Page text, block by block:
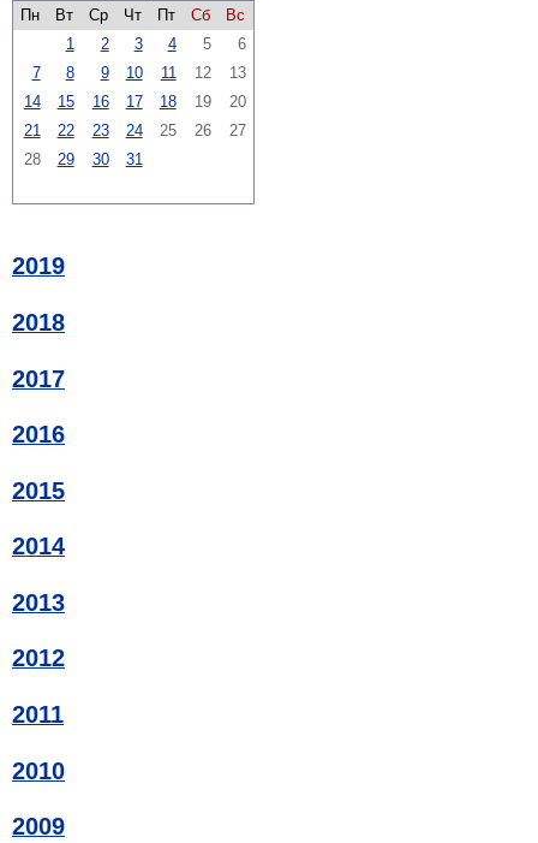
Пн
Вт Ср Чт Пт Сб
Вс
1
2 3 4 5
6
7
8 9 10 11 12
13
14
15 16 17 18 19
20
21
22 23 24 25 26
27
28
29 30 31
2019
2018
2017
2016
2015
2014
2013
2012
2011
2010
2009